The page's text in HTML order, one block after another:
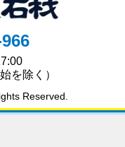
を除く）
Reserved.